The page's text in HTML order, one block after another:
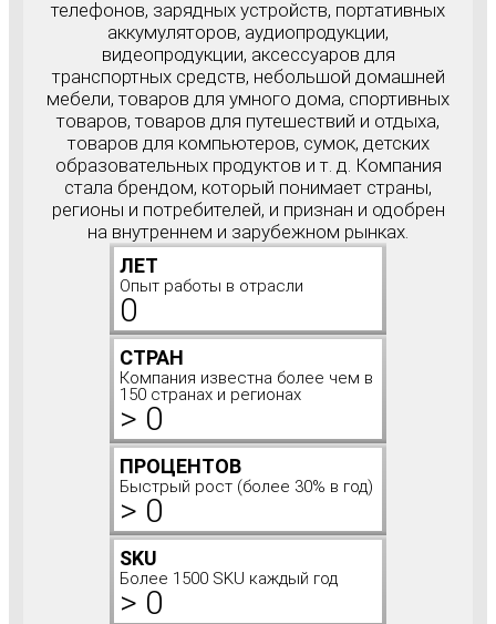
телефонов, зарядных устройств, портативных
аккумуляторов, аудиопродукции,
видеопродукции, аксессуаров для
транспортных средств, небольшой домашней
мебели, товаров для умного дома, спортивных
товаров, товаров для путешествий и отдыха,
товаров для компьютеров, сумок, детских
образовательных продуктов и т. д. Компания
стала брендом, который понимает страны,
регионы и потребителей, и признан и одобрен
на внутреннем и зарубежном рынках.
ЛЕТ
Опыт работы в отрасли
0
СТРАН
Компания известна более чем в
150 странах и регионах
> 0
ПРОЦЕНТОВ
Быстрый рост (более 30% в год)
> 0
SKU
Более 1500 SKU каждый год
> 0